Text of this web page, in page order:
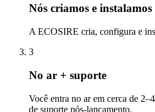
Nós criamos e instalamos
A ECOSIRE cria, configura e
3
No ar + suporte
Você entra no ar em cerca de
de suporte pós-lançamento.